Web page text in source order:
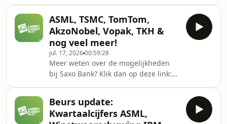
Wereldhave en CM.com. Daarnaast
blikken we vooruit op het komende
cijferseizoen en bespreken
halfjaarcijfers, dividendrendement en
de schuldgraad.Bekijk hier de half-
year results
2026:https://www.wereldhave.com/news/
h1-2026-resultsHieronder vind je een
tijdslijn met onderwerpen:00:00 -
02:36 Opening02:36 - 06:20 Highlights
H1 202606:20 - 08:00 Winke
ASML, TSMC, TomTom,
AkzoNobel, Vopak, TKH &
nog veel meer!
jul. 17, 202600:59:28
Meer weten over de mogelijkheden
bij Saxo Bank? Klik dan op deze link:
Kraken? Ga
naar:https://www.kraken.com/nl-
Beurs update:
Kwartaalcijfers ASML,